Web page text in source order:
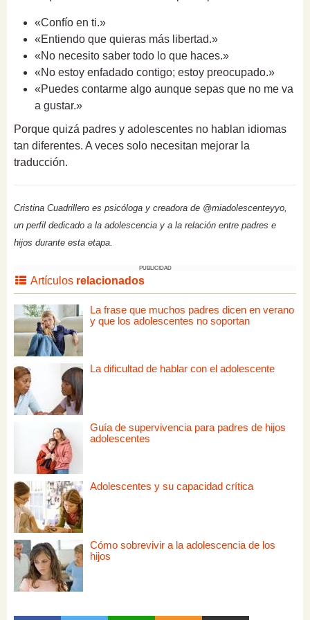
«Confío en ti.»
«Entiendo que quieras más libertad.»
«No necesito saber todo lo que haces.»
«No estoy enfadado contigo; estoy preocupado.»
«Puedes contarme algo aunque sepas que no me va
a gustar.»
Porque quizá padres y adolescentes no hablan idiomas
tan diferentes. A veces solo necesitan mejorar la
traducción.
Cristina Cuadrillero es psicóloga y creadora de @miadolescenteyyo,
un perfil dedicado a la adolescencia y a la relación entre padres e
hijos durante esta etapa.
PUBLICIDAD
Artículos relacionados
La frase que muchos padres dicen en verano
y que los adolescentes no soportan
La dificultad de hablar con el adolescente
Guía de supervivencia para padres de hijos
adolescentes
Adolescentes y su capacidad crítica
Cómo sobrevivir a la adolescencia de los
hijos